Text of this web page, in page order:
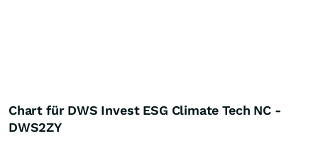
Chart für DWS Invest ESG Climate Tech NC -
DWS2ZY